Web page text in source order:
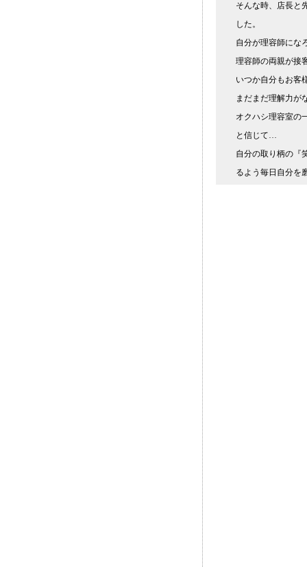
そんな時、店長と
した。
自分が理容師にな
理容師の両親が接
いつか自分もお客
まだまだ理解力が
オクハシ理容室の
と信じて…
自分の取り柄の『
るよう毎日自分を